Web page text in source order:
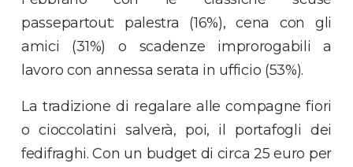
passepartout: palestra (16%), cena con gli
amici (31%) o scadenze improrogabili a
lavoro con annessa serata in ufficio (53%).
La tradizione di regalare alle compagne fiori
o cioccolatini salverà, poi, il portafogli dei
fedifraghi. Con un budget di circa 25 euro per